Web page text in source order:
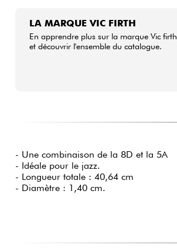
LA MARQUE VIC FIRTH
En apprendre plus sur la marque Vic firth
et découvrir l'ensemble du catalogue.
- Une combinaison de la 8D et la 5A
- Idéale pour le jazz.
- Longueur totale : 40,64 cm
- Diamètre : 1,40 cm.